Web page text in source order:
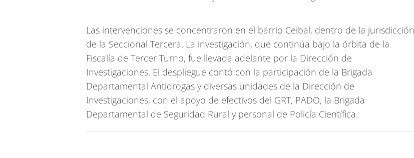
Las intervenciones se concentraron en el barrio Ceibal, dentro de la jurisdicción
de la Seccional Tercera. La investigación, que continúa bajo la órbita de la
Fiscalía de Tercer Turno, fue llevada adelante por la Dirección de
Investigaciones. El despliegue contó con la participación de la Brigada
Departamental Antidrogas y diversas unidades de la Dirección de
Investigaciones, con el apoyo de efectivos del GRT, PADO, la Brigada
Departamental de Seguridad Rural y personal de Policía Científica.